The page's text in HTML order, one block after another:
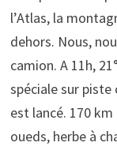
l’Atlas, la
dehors. Nous,
camion. A 11h,
spéciale sur
est lancé. 170
oueds, herbe à